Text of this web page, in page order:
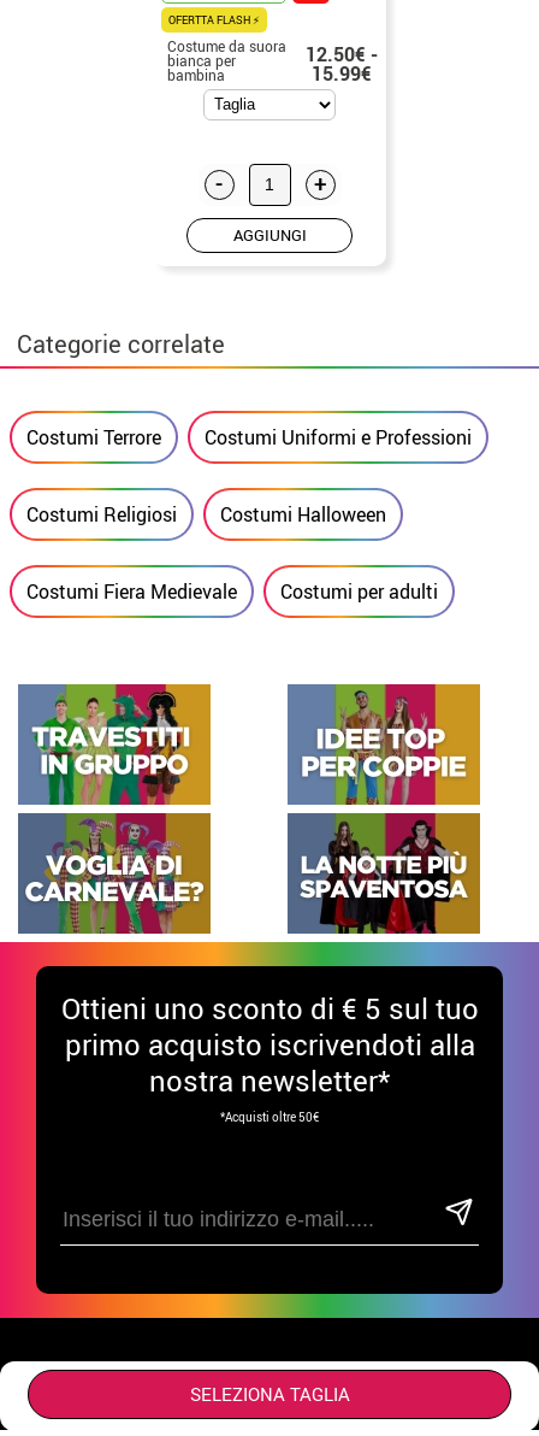
SELEZIONA TAGLIA
OFERTTA FLASH ⚡
Costume da suora
bianca per
bambina
12.50€ -
15.99€
- +
AGGIUNGI
Categorie correlate
Costumi Terrore Costumi Uniformi e Professioni
Costumi Religiosi Costumi Halloween
Costumi Fiera Medievale Costumi per adulti
Ottieni uno sconto di € 5 sul tuo
primo acquisto iscrivendoti alla
nostra newsletter*
*Acquisti oltre 50€
Divertiti sui nostri social!